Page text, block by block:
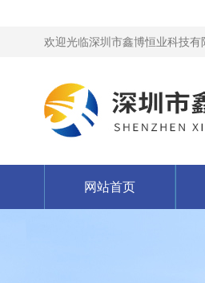
欢迎光临深圳市鑫博恒业科技有
网站首页